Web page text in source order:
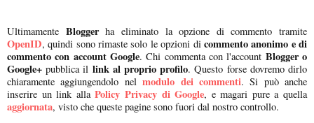
Ultimamente Bloggerha eliminato la opzione di commento tramite
OpenID, quindi sono rimaste solo le opzioni di commento anonimo e di
commento con account Google. Chi commenta con l'account Blogger o
Google+ pubblica il link al proprio profilo. Questo forse dovremo dirlo
chiaramente aggiungendolo nel modulo dei commenti. Si può anche
inserire un link allaPolicy Privacy di Google, e magari pure a quella
aggiornata, visto che queste pagine sono fuori dal nostro controllo.